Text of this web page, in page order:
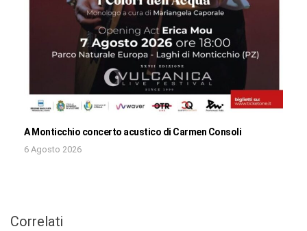
A Monticchio concerto acustico di Carmen Consoli
6 Agosto 2026
Correlati